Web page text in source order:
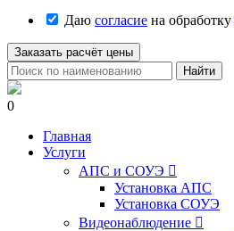
Даю согласие на обработку
Заказать расчёт цены
Найти
0
Главная
Услуги
АПС и СОУЭ 
Установка АПС
Установка СОУЭ
Видеонаблюдение 